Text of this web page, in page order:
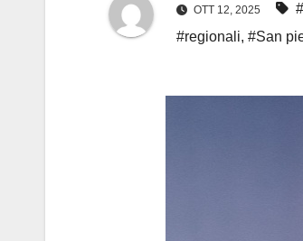
OTT 12, 2025
#regionali, #San